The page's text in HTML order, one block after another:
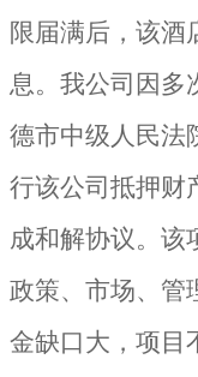
限届满后，该酒
息。我公司因多
德市中级人民法
行该公司抵押财
成和解协议。该
政策、市场、管
金缺口大，项目